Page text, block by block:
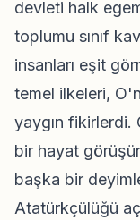
devleti halk
toplumu sınıf
insanları eşit
temel ilkeleri,
yaygın fikirlerdi.
bir hayat
başka bir
Atatürkçülüğü